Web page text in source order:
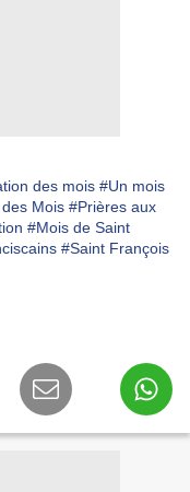
des mois #Un mois
Mois #Prières aux
#Mois de Saint
#Saint François